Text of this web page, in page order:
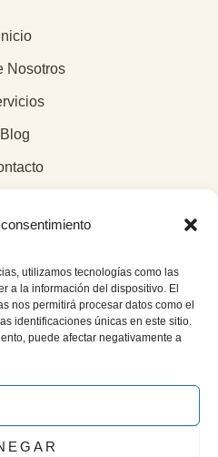
utilizamos tecnologías como las
a la información del dispositivo. El
nos permitirá procesar datos como el
identificaciones únicas en este sitio.
puede afectar negativamente a
Inicio
Nosotros
Blog
legales
Legal